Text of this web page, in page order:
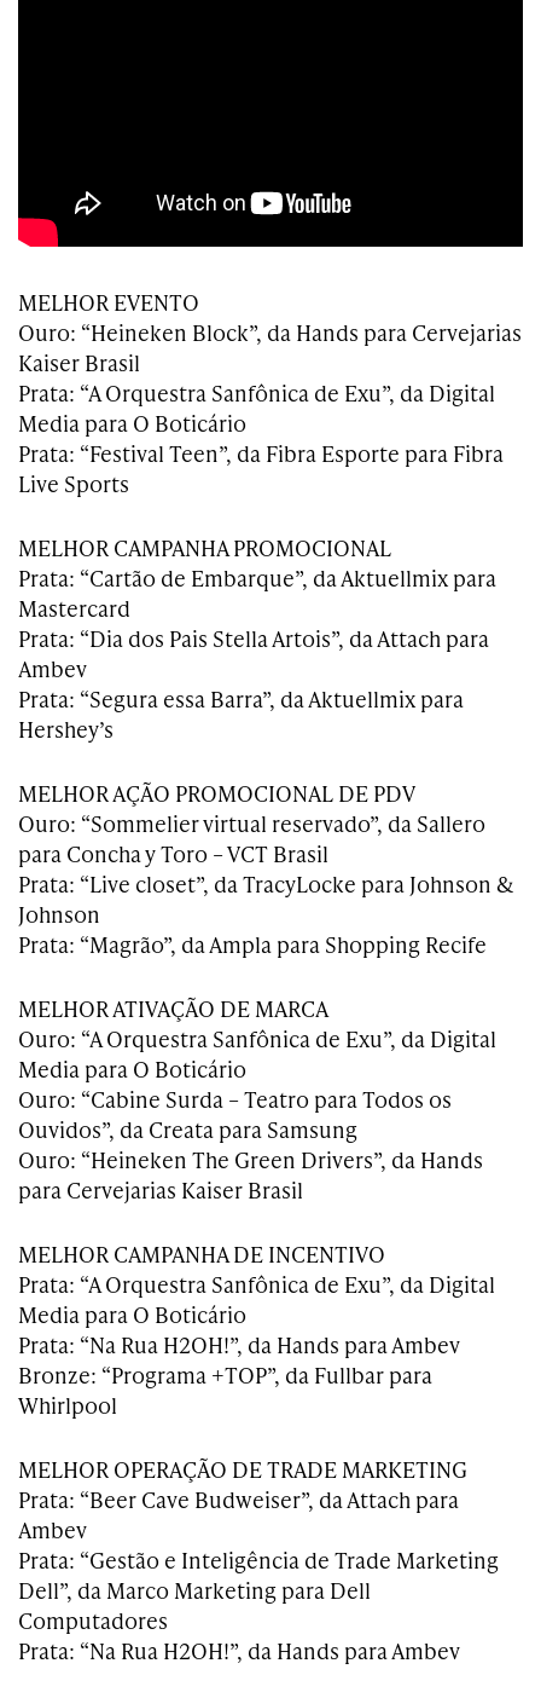
MELHOR EVENTO
Ouro: “Heineken Block”, da Hands para Cervejarias
Kaiser Brasil
Prata: “A Orquestra Sanfônica de Exu”, da Digital
Media para O Boticário
Prata: “Festival Teen”, da Fibra Esporte para Fibra
Live Sports
MELHOR CAMPANHA PROMOCIONAL
Prata: “Cartão de Embarque”, da Aktuellmix para
Mastercard
Prata: “Dia dos Pais Stella Artois”, da Attach para
Ambev
Prata: “Segura essa Barra”, da Aktuellmix para
Hershey’s
MELHOR AÇÃO PROMOCIONAL DE PDV
Ouro: “Sommelier virtual reservado”, da Sallero
para Concha y Toro – VCT Brasil
Prata: “Live closet”, da TracyLocke para Johnson &
Johnson
Prata: “Magrão”, da Ampla para Shopping Recife
MELHOR ATIVAÇÃO DE MARCA
Ouro: “A Orquestra Sanfônica de Exu”, da Digital
Media para O Boticário
Ouro: “Cabine Surda – Teatro para Todos os
Ouvidos”, da Creata para Samsung
Ouro: “Heineken The Green Drivers”, da Hands
para Cervejarias Kaiser Brasil
MELHOR CAMPANHA DE INCENTIVO
Prata: “A Orquestra Sanfônica de Exu”, da Digital
Media para O Boticário
Prata: “Na Rua H2OH!”, da Hands para Ambev
Bronze: “Programa +TOP”, da Fullbar para
Whirlpool
MELHOR OPERAÇÃO DE TRADE MARKETING
Prata: “Beer Cave Budweiser”, da Attach para
Ambev
Prata: “Gestão e Inteligência de Trade Marketing
Dell”, da Marco Marketing para Dell
Computadores
Prata: “Na Rua H2OH!”, da Hands para Ambev